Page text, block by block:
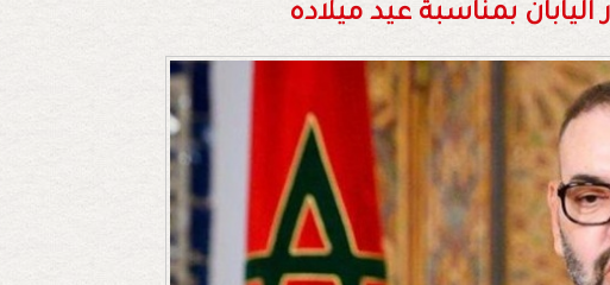
بمناسبة عيد ميلاده